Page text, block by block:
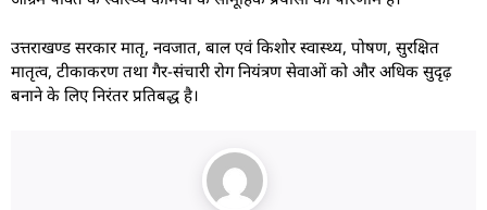
उत्तराखण्ड सरकार मातृ, नवजात, बाल एवं किशोर स्वास्थ्य, पोषण, सुरक्षित
मातृत्व, टीकाकरण तथा गैर-संचारी रोग नियंत्रण सेवाओं को और अधिक सुदृढ़
बनाने के लिए निरंतर प्रतिबद्ध है।